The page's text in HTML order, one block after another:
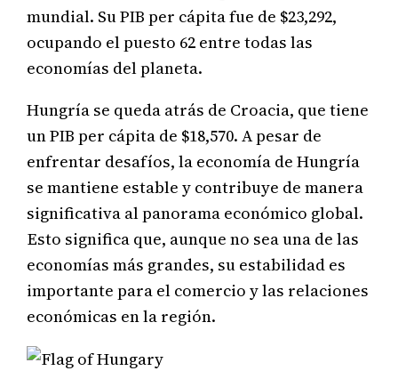
mundial. Su PIB per cápita fue de $23,292,
ocupando el puesto 62 entre todas las
economías del planeta.
Hungría se queda atrás de Croacia, que tiene
un PIB per cápita de $18,570. A pesar de
enfrentar desafíos, la economía de Hungría
se mantiene estable y contribuye de manera
significativa al panorama económico global.
Esto significa que, aunque no sea una de las
economías más grandes, su estabilidad es
importante para el comercio y las relaciones
económicas en la región.